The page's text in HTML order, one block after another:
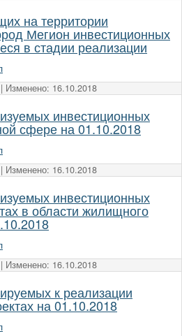
на территории
Мегион инвестиционных
в стадии реализации
Изменено: 16.10.2018
инвестиционных
сфере на 01.10.2018
Изменено: 16.10.2018
инвестиционных
в области жилищного
Изменено: 16.10.2018
к реализации
на 01.10.2018